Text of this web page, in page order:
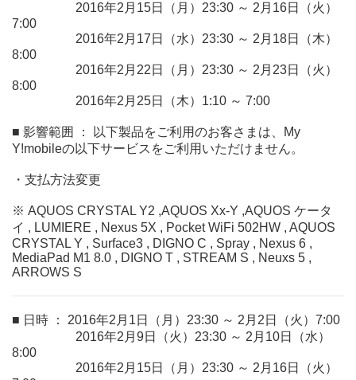
2016年2月15日（月）23:30 ～ 2月16日（火）
7:00
2016年2月17日（水）23:30 ～ 2月18日（木）
8:00
2016年2月22日（月）23:30 ～ 2月23日（火）
8:00
2016年2月25日（木）1:10 ～ 7:00
■ 影響範囲 ： 以下製品をご利用のお客さまは、My
Y!mobileの以下サービスをご利用いただけません。
・支払方法変更
※ AQUOS CRYSTAL Y2 ,AQUOS Xx-Y ,AQUOS ケータ
イ , LUMIERE , Nexus 5X , Pocket WiFi 502HW , AQUOS
CRYSTAL Y , Surface3 , DIGNO C , Spray , Nexus 6 ,
MediaPad M1 8.0 , DIGNO T , STREAM S , Neuxs 5 ,
ARROWS S
■ 日時 ： 2016年2月1日（月）23:30 ～ 2月2日（火）7:00
2016年2月9日（火）23:30 ～ 2月10日（水）
8:00
2016年2月15日（月）23:30 ～ 2月16日（火）